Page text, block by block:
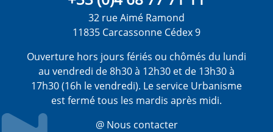
32 rue Aimé Ramond
11835 Carcassonne Cédex 9
Ouverture hors jours fériés ou chômés du lundi
au vendredi de 8h30 à 12h30 et de 13h30 à
17h30 (16h le vendredi). Le service Urbanisme
est fermé tous les mardis après midi.
@ Nous contacter